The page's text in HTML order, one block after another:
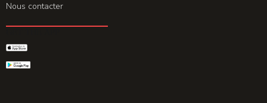
Nous contacter